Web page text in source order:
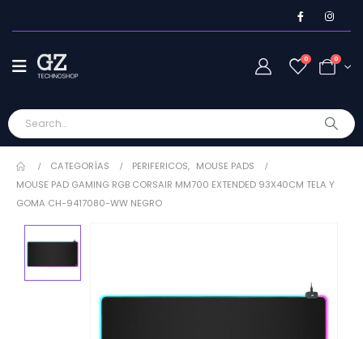
0 0
CATEGORÍAS PERIFERICOS, MOUSE PADS
MOUSE PAD GAMING RGB CORSAIR MM700 EXTENDED 93X40CM TELA Y
GOMA CH-9417080-WW NEGRO